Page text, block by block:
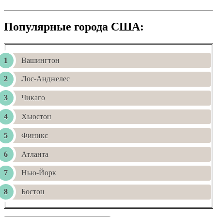
Популярные города США:
Вашингтон
Лос-Анджелес
Чикаго
Хьюстон
Финикс
Атланта
Нью-Йорк
Бостон